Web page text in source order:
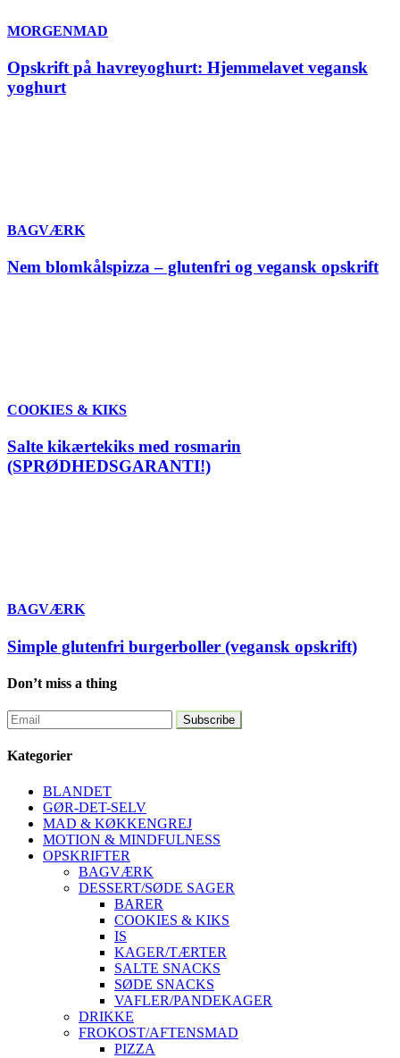
MORGENMAD
Opskrift på havreyoghurt: Hjemmelavet vegansk
yoghurt
BAGVÆRK
Nem blomkålspizza – glutenfri og vegansk opskrift
COOKIES & KIKS
Salte kikærtekiks med rosmarin
(SPRØDHEDSGARANTI!)
BAGVÆRK
Simple glutenfri burgerboller (vegansk opskrift)
Don’t miss a thing
Kategorier
BLANDET
GØR-DET-SELV
MAD & KØKKENGREJ
MOTION & MINDFULNESS
OPSKRIFTER
BAGVÆRK
DESSERT/SØDE SAGER
BARER
COOKIES & KIKS
IS
KAGER/TÆRTER
SALTE SNACKS
SØDE SNACKS
VAFLER/PANDEKAGER
DRIKKE
FROKOST/AFTENSMAD
PIZZA